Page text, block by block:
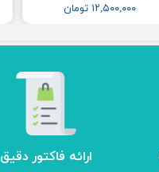
۱۲,۵۰۰,۰۰۰ تومان
ارائه فاکتور دقیق